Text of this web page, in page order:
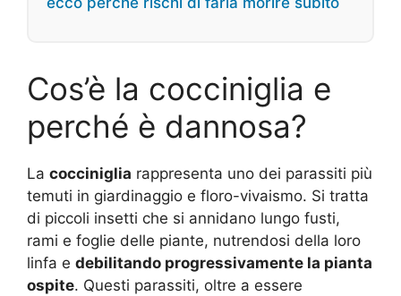
Cos’è la cocciniglia e
perché è dannosa?
La cocciniglia rappresenta uno dei parassiti più
temuti in giardinaggio e floro-vivaismo. Si tratta
di piccoli insetti che si annidano lungo fusti,
rami e foglie delle piante, nutrendosi della loro
linfa e debilitando progressivamente la pianta
ospite. Questi parassiti, oltre a essere